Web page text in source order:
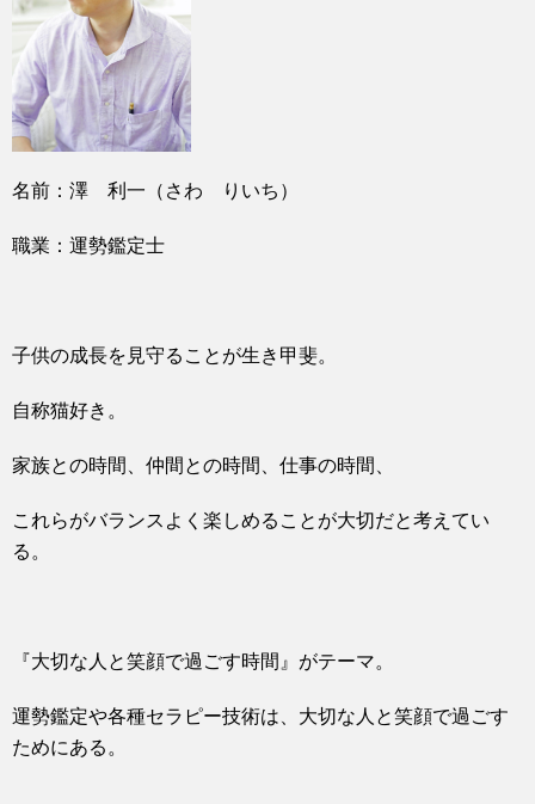
名前：澤 利一（さわ りいち）
職業：運勢鑑定士
子供の成長を見守ることが生き甲斐。
自称猫好き。
家族との時間、仲間との時間、仕事の時間、
これらがバランスよく楽しめることが大切だと考えてい
る。
『大切な人と笑顔で過ごす時間』がテーマ。
運勢鑑定や各種セラピー技術は、大切な人と笑顔で過ごす
ためにある。